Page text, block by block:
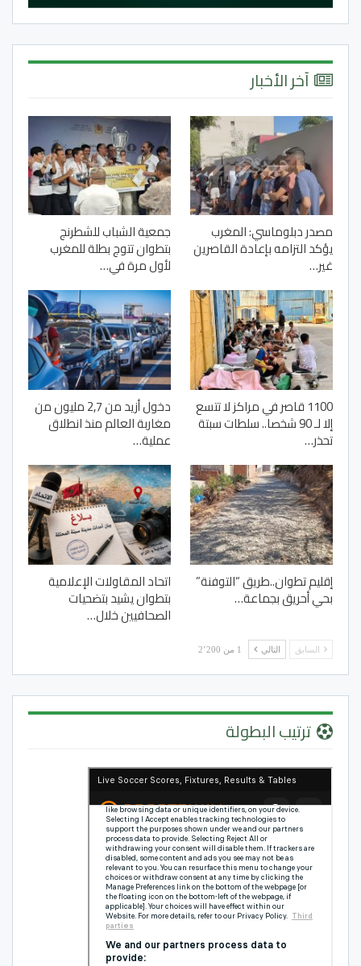
آخر الأخبار
مصدر دبلوماسي: المغرب
يؤكد التزامه بإعادة القاصرين
غير…
جمعية الشباب للشطرنج
بتطوان تتوج بطلة للمغرب
لأول مرة في…
1100 قاصر في مراكز لا تتسع
إلا لـ 90 شخصا.. سلطات سبتة
تحذر…
دخول أزيد من 2,7 مليون من
مغاربة العالم منذ انطلاق
عملية…
إقليم تطوان..طريق “التوفنة”
بحي أحريق بجماعة…
اتحاد المقاولات الإعلامية
بتطوان يشيد بتضحيات
الصحافيين خلال…
السابق التالي 1 من 2٬200
ترتيب البطولة